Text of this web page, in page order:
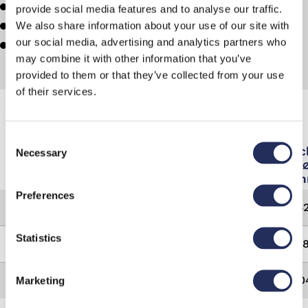
provide social media features and to analyse our traffic.
We also share information about your use of our site with
our social media, advertising and analytics partners who
may combine it with other information that you’ve
provided to them or that they’ve collected from your use
of their services.
Selection
Necessary
Preferences
Statistics
Marketing
Modularité
Ajustabilité
Flexibilité
Model
MAK-2
MAK-3